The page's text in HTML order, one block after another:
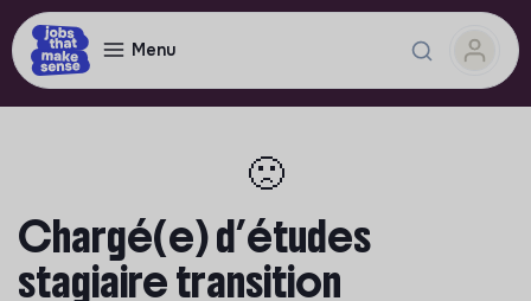
Menu
🙁
Chargé(e) d’études
stagiaire transition